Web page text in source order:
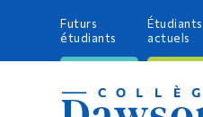
Futurs
étudiants
Étudiants
actuels